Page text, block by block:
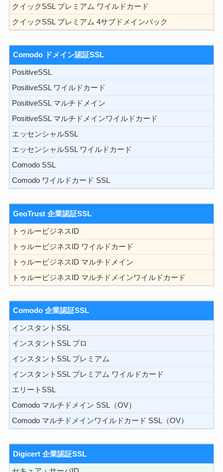
クイックSSL プレミアム ワイルドカード
クイックSSL プレミアム 4サブドメインパック
Comodo ドメイン認証SSL
PositiveSSL
PositiveSSL ワイルドカード
PositiveSSL マルチドメイン
PositiveSSL マルチドメインワイルドカード
エッセンシャルSSL
エッセンシャルSSL ワイルドカード
Comodo SSL
Comodo ワイルドカード SSL
GeoTrust 企業認証SSL
トゥルービジネスID
トゥルービジネスID ワイルドカード
トゥルービジネスID マルチドメイン
トゥルービジネスID マルチドメインワイルドカード
Comodo 企業認証SSL
インスタントSSL
インスタントSSL プロ
インスタントSSL プレミアム
インスタントSSL プレミアム ワイルドカード
エリートSSL
Comodo マルチドメイン SSL（OV）
Comodo マルチドメインワイルドカード SSL（OV）
Digicert 企業認証SSL